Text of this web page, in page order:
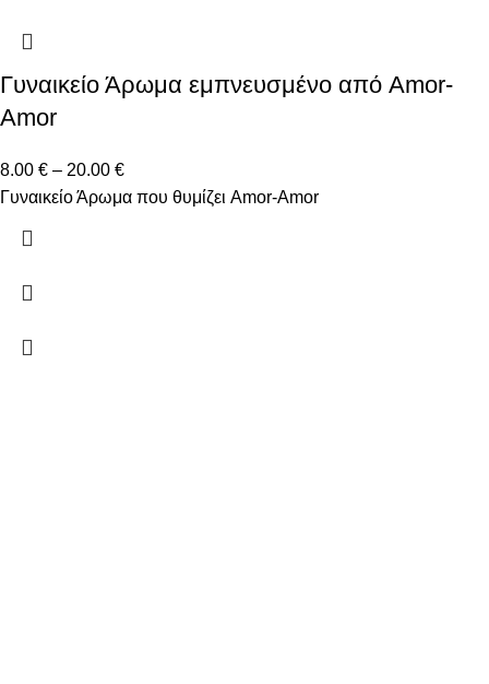
Γυναικείο Άρωμα εμπνευσμένο από Amor-
Amor
8.00 € – 20.00 €
Γυναικείο Άρωμα που θυμίζει Amor-Amor